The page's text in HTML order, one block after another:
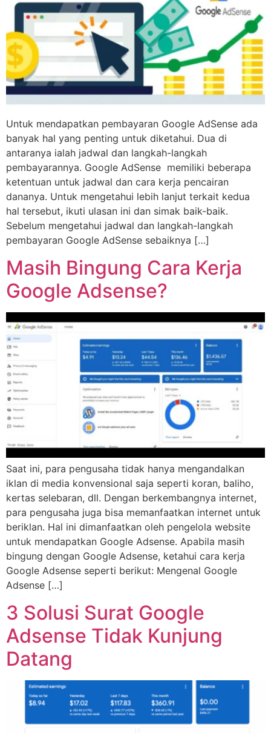
Untuk mendapatkan pembayaran Google AdSense ada
banyak hal yang penting untuk diketahui. Dua di
antaranya ialah jadwal dan langkah-langkah
pembayarannya. Google AdSense memiliki beberapa
ketentuan untuk jadwal dan cara kerja pencairan
dananya. Untuk mengetahui lebih lanjut terkait kedua
hal tersebut, ikuti ulasan ini dan simak baik-baik.
Sebelum mengetahui jadwal dan langkah-langkah
pembayaran Google AdSense sebaiknya […]
Masih Bingung Cara Kerja
Google Adsense?
Saat ini, para pengusaha tidak hanya mengandalkan
iklan di media konvensional saja seperti koran, baliho,
kertas selebaran, dll. Dengan berkembangnya internet,
para pengusaha juga bisa memanfaatkan internet untuk
beriklan. Hal ini dimanfaatkan oleh pengelola website
untuk mendapatkan Google Adsense. Apabila masih
bingung dengan Google Adsense, ketahui cara kerja
Google Adsense seperti berikut: Mengenal Google
Adsense […]
3 Solusi Surat Google
Adsense Tidak Kunjung
Datang